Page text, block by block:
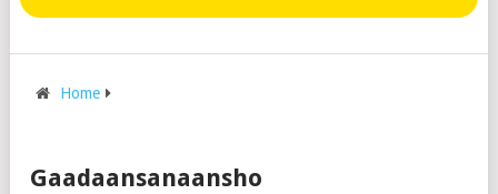
Home
Gaadaansanaansho